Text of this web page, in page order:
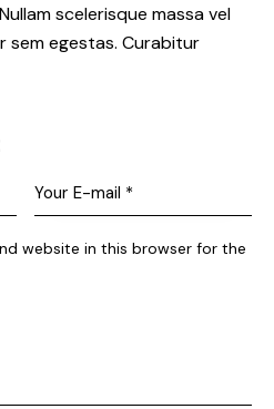
scelerisque massa vel
sem egestas. Curabitur
website in this browser for the